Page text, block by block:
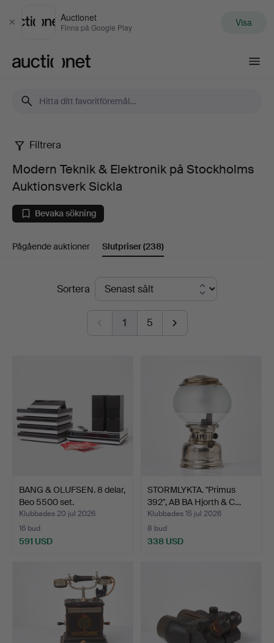
Stäng
Auctionet
Finns på Google Play Visa
Modern
Teknik
&
Elektronik
Stockholms
Auktionsverk
Filtrera
Modern Teknik & Elektronik på Stockholms
Auktionsverk Sickla
Bevaka sökning
Pågående auktioner Slutpriser(238)
SlutpriserSortera
1 5
BANG & OLUFSEN. 8 delar,
Beo 5500 set.
Klubbades 20 jul 2026
16 bud
591 USD
STORMLYKTA. "Primus
392", AB BA Hjorth & C…
Klubbades 15 jul 2026
8 bud
338 USD